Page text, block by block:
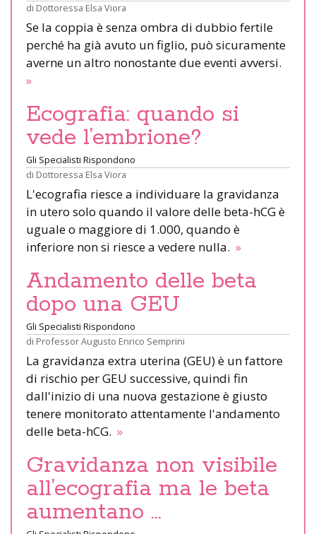
di Dottoressa Elsa Viora
Se la coppia è senza ombra di dubbio fertile
perché ha già avuto un figlio, può sicuramente
averne un altro nonostante due eventi avversi.
»
Ecografia: quando si
vede l’embrione?
Gli Specialisti Rispondono
di Dottoressa Elsa Viora
L'ecografia riesce a individuare la gravidanza
in utero solo quando il valore delle beta-hCG è
uguale o maggiore di 1.000, quando è
inferiore non si riesce a vedere nulla. »
Andamento delle beta
dopo una GEU
Gli Specialisti Rispondono
di Professor Augusto Enrico Semprini
La gravidanza extra uterina (GEU) è un fattore
di rischio per GEU successive, quindi fin
dall'inizio di una nuova gestazione è giusto
tenere monitorato attentamente l'andamento
delle beta-hCG. »
Gravidanza non visibile
all’ecografia ma le beta
aumentano …